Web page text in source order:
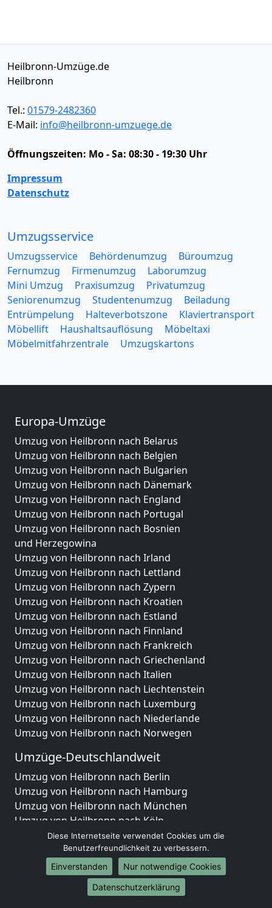
Heilbronn-Umzüge.de
Heilbronn
Tel.: 01579-2482360
E-Mail: info@heilbronn-umzuege.de
Öffnungszeiten: Mo - Sa: 08:30 - 19:30 Uhr
Impressum
Datenschutz
Umzugsservice
Umzugsservice Behördenumzug
Büroumzug
Fernumzug
Firmenumzug
Laborumzug
Mini Umzug
Praxisumzug
Privatumzug
Seniorenumzug
Studentenumzug
Beiladung
Entrümpelung
Halteverbotszone
Klaviertransport
Möbellift
Haushaltsauflösung
Möbeltaxi
Möbelmitfahrzentrale
Umzugskartons
Europa-Umzüge
Umzug von Heilbronn nach Belarus
Umzug von Heilbronn nach Belgien
Umzug von Heilbronn nach Bulgarien
Umzug von Heilbronn nach Dänemark
Umzug von Heilbronn nach England
Umzug von Heilbronn nach Portugal
Umzug von Heilbronn nach Bosnien
und Herzegowina
Umzug von Heilbronn nach Irland
Umzug von Heilbronn nach Lettland
Umzug von Heilbronn nach Zypern
Umzug von Heilbronn nach Kroatien
Umzug von Heilbronn nach Estland
Umzug von Heilbronn nach Finnland
Umzug von Heilbronn nach Frankreich
Umzug von Heilbronn nach Griechenland
Umzug von Heilbronn nach Italien
Umzug von Heilbronn nach Liechtenstein
Umzug von Heilbronn nach Luxemburg
Umzug von Heilbronn nach Niederlande
Umzug von Heilbronn nach Norwegen
Umzüge-Deutschlandweit
Umzug von Heilbronn nach Berlin
Umzug von Heilbronn nach Hamburg
Umzug von Heilbronn nach München
Umzug von Heilbronn nach Köln
Umzug von Heilbronn nach Frankfurt am Main
Umzug von Heilbronn nach Stuttgart
Umzug von Heilbronn nach Düsseldorf
Umzug von Heilbronn nach Leipzig
Umzug von Heilbronn nach Dortmund
Diese Internetseite verwendet Cookies um die
Benutzerfreundlichkeit zu verbessern.
Einverstanden
Nur notwendige Cookies
Datenschutzerklärung